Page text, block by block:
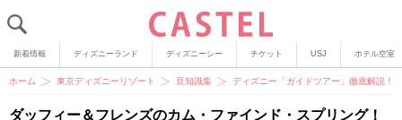
新着情報 ディズニーランド ディズニーシー チケット USJ ホテル空室
ホーム 東京ディズニーリゾート 豆知識集 ディズニー「ガイドツアー」徹底解説！
ダッフィー＆フレンズのカム・ファインド・スプリング！